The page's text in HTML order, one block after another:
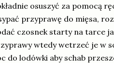
osuszyć za pomocą
przyprawę do mięsa,
czosnek starty na tarce
wtedy wetrzeć je w
do lodówki aby schab